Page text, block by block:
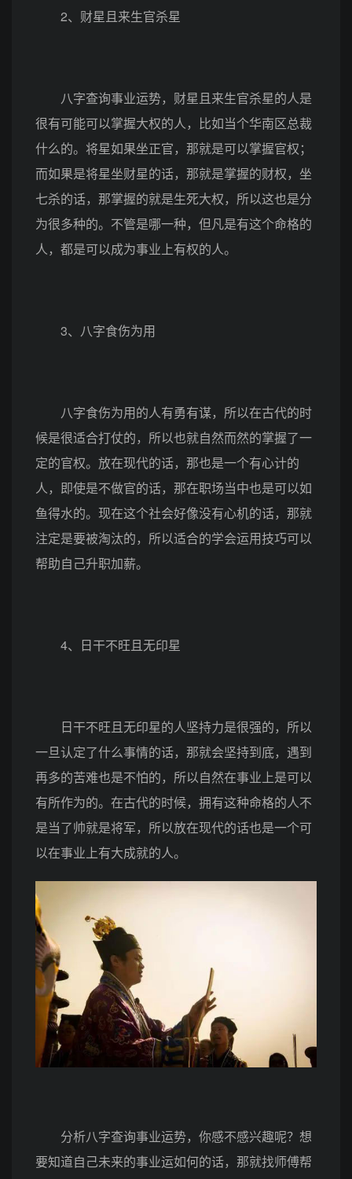
2、财星且来生官杀星
八字查询事业运势，财星且来生官杀星的人是
很有可能可以掌握大权的人，比如当个华南区总裁
什么的。将星如果坐正官，那就是可以掌握官权；
而如果是将星坐财星的话，那就是掌握的财权，坐
七杀的话，那掌握的就是生死大权，所以这也是分
为很多种的。不管是哪一种，但凡是有这个命格的
人，都是可以成为事业上有权的人。
3、八字食伤为用
八字食伤为用的人有勇有谋，所以在古代的时
候是很适合打仗的，所以也就自然而然的掌握了一
定的官权。放在现代的话，那也是一个有心计的
人，即使是不做官的话，那在职场当中也是可以如
鱼得水的。现在这个社会好像没有心机的话，那就
注定是要被淘汰的，所以适合的学会运用技巧可以
帮助自己升职加薪。
4、日干不旺且无印星
日干不旺且无印星的人坚持力是很强的，所以
一旦认定了什么事情的话，那就会坚持到底，遇到
再多的苦难也是不怕的，所以自然在事业上是可以
有所作为的。在古代的时候，拥有这种命格的人不
是当了帅就是将军，所以放在现代的话也是一个可
以在事业上有大成就的人。
分析八字查询事业运势，你感不感兴趣呢？想
要知道自己未来的事业运如何的话，那就找师傅帮